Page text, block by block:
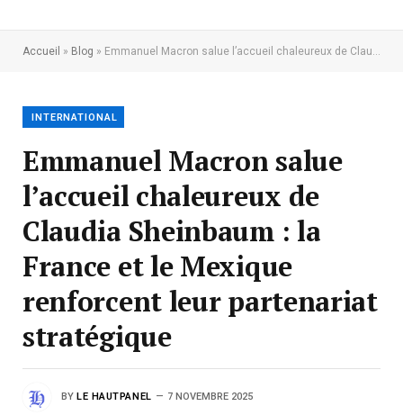
Accueil » Blog » Emmanuel Macron salue l’accueil chaleureux de Claudia Sheinbaum : la France et le Mexique renforcent leur partenariat stratégique
INTERNATIONAL
Emmanuel Macron salue
l’accueil chaleureux de
Claudia Sheinbaum : la
France et le Mexique
renforcent leur partenariat
stratégique
BY LE HAUTPANEL 7 NOVEMBRE 2025